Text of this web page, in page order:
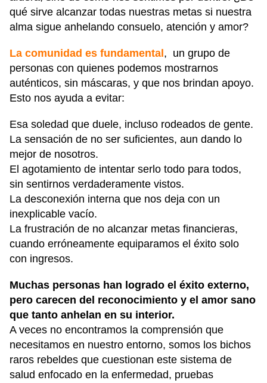
qué sirve alcanzar todas nuestras metas si nuestra
alma sigue anhelando consuelo, atención y amor?
La comunidad es fundamental , un grupo de
personas con quienes podemos mostrarnos
auténticos, sin máscaras, y que nos brindan apoyo.
Esto nos ayuda a evitar:
Esa soledad que duele, incluso rodeados de gente.
La sensación de no ser suficientes, aun dando lo
mejor de nosotros.
El agotamiento de intentar serlo todo para todos,
sin sentirnos verdaderamente vistos.
La desconexión interna que nos deja con un
inexplicable vacío.
La frustración de no alcanzar metas financieras,
cuando erróneamente equiparamos el éxito solo
con ingresos.
Muchas personas han logrado el éxito externo,
pero carecen del reconocimiento y el amor sano
que tanto anhelan en su interior.
A veces no encontramos la comprensión que
necesitamos en nuestro entorno, somos los bichos
raros rebeldes que cuestionan este sistema de
salud enfocado en la enfermedad, pruebas